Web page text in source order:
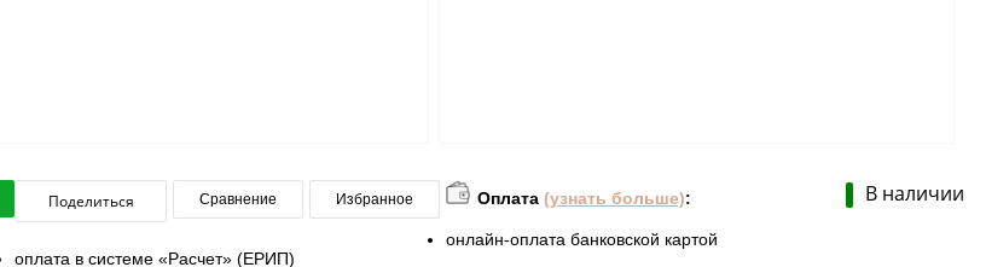
В наличии
Поделиться Сравнение Избранное Оплата (узнать больше):
онлайн-оплата банковской картой
оплата в системе «Расчет» (ЕРИП)